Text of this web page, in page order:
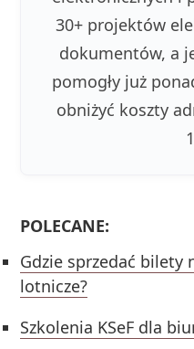
30+ projektów
dokumentów, a
pomogły już
obniżyć koszty
POLECANE:
Gdzie sprzedać
lotnicze?
Szkolenia KSeF dla